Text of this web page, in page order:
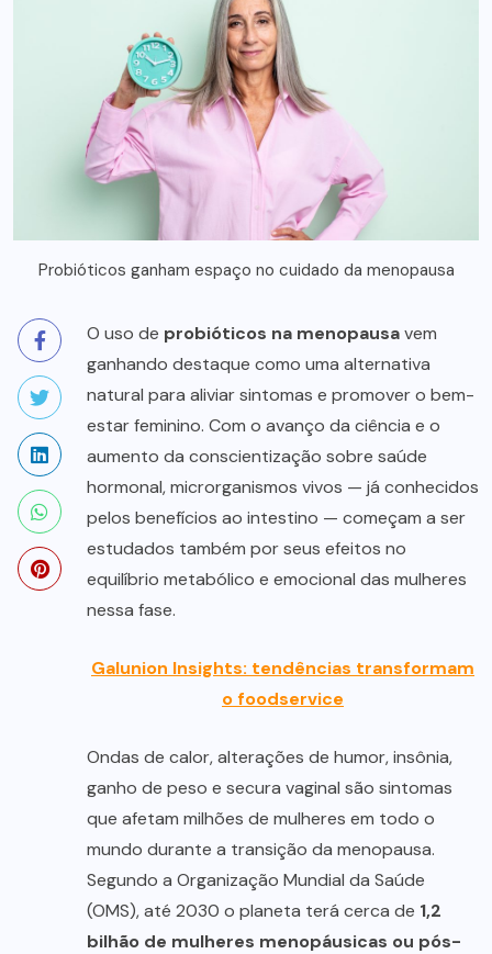
Probióticos ganham espaço no cuidado da menopausa
O uso de probióticos na menopausavem
ganhando destaque como uma alternativa
natural para aliviar sintomas e promover o bem-
estar feminino. Com o avanço da ciência e o
aumento da conscientização sobre saúde
hormonal, microrganismos vivos — já conhecidos
pelos benefícios ao intestino — começam a ser
estudados também por seus efeitos no
equilíbrio metabólico e emocional das mulheres
nessa fase.
Galunion Insights: tendências transformam
o foodservice
Ondas de calor, alterações de humor, insônia,
ganho de peso e secura vaginal são sintomas
que afetam milhões de mulheres em todo o
mundo durante a transição da menopausa.
Segundo a Organização Mundial da Saúde
(OMS), até 2030 o planeta terá cerca de 1,2
bilhão de mulheres menopáusicas ou pós-